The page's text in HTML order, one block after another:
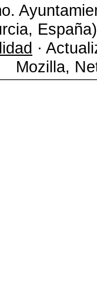
·
Mozilla,